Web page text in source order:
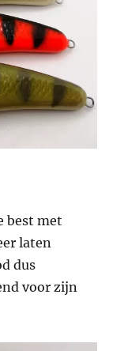
best met
laten
dus
voor zijn